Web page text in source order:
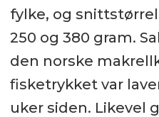
fylke, og
250 og 380 gram.
den norske
fisketrykket var
uker siden. Likevel